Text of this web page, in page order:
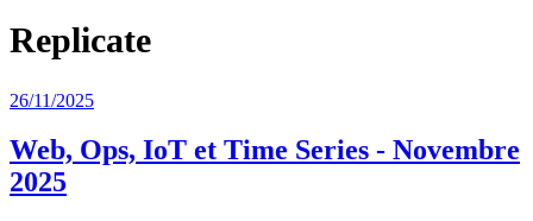
Replicate
26/11/2025
Web, Ops, IoT et Time Series - Novembre
2025